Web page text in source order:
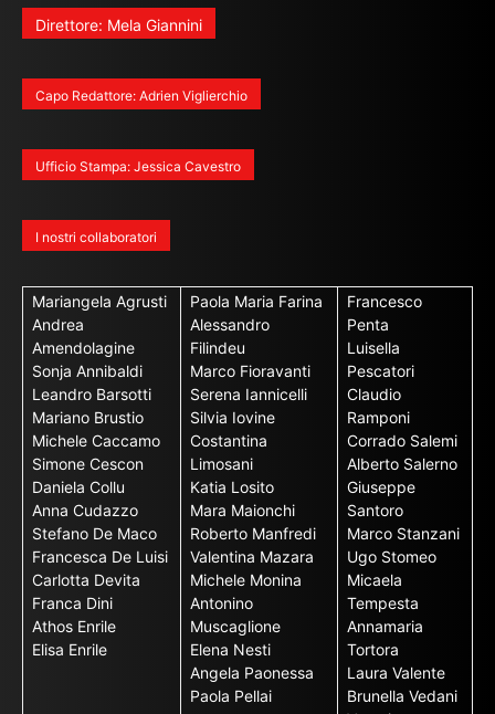
Direttore: Mela Giannini
Capo Redattore: Adrien Viglierchio
Ufficio Stampa: Jessica Cavestro
I nostri collaboratori
Mariangela Agrusti
Andrea
Amendolagine
Sonja Annibaldi
Leandro Barsotti
Mariano Brustio
Michele Caccamo
Simone Cescon
Daniela Collu
Anna Cudazzo
Stefano De Maco
Francesca De Luisi
Carlotta Devita
Franca Dini
Athos Enrile
Elisa Enrile
Paola Maria Farina
Alessandro
Filindeu
Marco Fioravanti
Serena Iannicelli
Silvia Iovine
Costantina
Limosani
Katia Losito
Mara Maionchi
Roberto Manfredi
Valentina Mazara
Michele Monina
Antonino
Muscaglione
Elena Nesti
Angela Paonessa
Paola Pellai
Francesco
Penta
Luisella
Pescatori
Claudio
Ramponi
Corrado Salemi
Alberto Salerno
Giuseppe
Santoro
Marco Stanzani
Ugo Stomeo
Micaela
Tempesta
Annamaria
Tortora
Laura Valente
Brunella Vedani